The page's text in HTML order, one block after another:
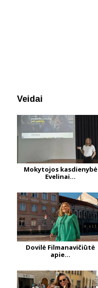
Veidai
Mokytojos kasdienybė
Evelinai...
Dovilė Filmanavičiūtė
apie...